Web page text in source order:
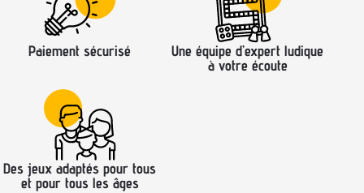
Paiement sécurisé
Une équipe d’expert ludique
à votre écoute
Des jeux adaptés pour tous
et pour tous les âges